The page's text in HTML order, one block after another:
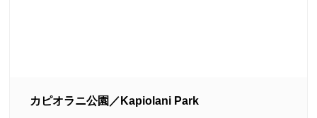
カピオラニ公園／Kapiolani Park